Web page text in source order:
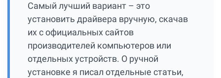
Самый лучший вариант – это
установить драйвера вручную, скачав
их с официальных сайтов
производителей компьютеров или
отдельных устройств. О ручной
установке я писал отдельные статьи,